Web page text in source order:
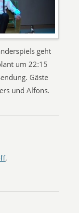
geht
um 22:15
Gäste
und Alfons.
,